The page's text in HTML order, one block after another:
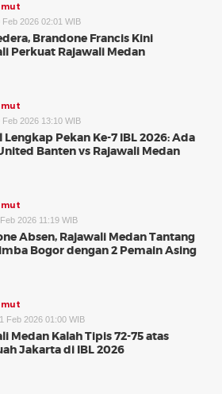
2026 02:01 WIB
Brandone Francis Kini
Perkuat Rajawali Medan
Feb 2026 13:10 WIB
Pekan Ke-7 IBL 2026: Ada
Banten vs Rajawali Medan
2026 11:19 WIB
Absen, Rajawali Medan Tantang
Bogor dengan 2 Pemain Asing
Feb 2026 01:00 WIB
Medan Kalah Tipis 72-75 atas
Jakarta di IBL 2026